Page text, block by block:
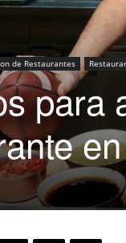
de Restaurantes
para